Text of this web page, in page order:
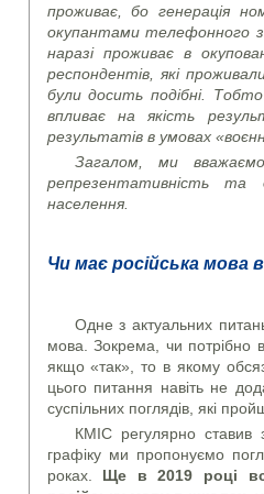
проживає, бо генерація
окупантами телефонного
наразі проживає в
респондентів, які
були досить подібні.
впливає на якість
результатів в умовах
Загалом, ми
репрезентативність та
населення.
Чи має російська мова
Одне з актуальних
мова. Зокрема, чи потрібно
якщо «так», то в якому
цього питання навіть не
суспільних поглядів, які
КМІС регулярно
графіку ми пропонуємо
роках. Ще в 2019 році